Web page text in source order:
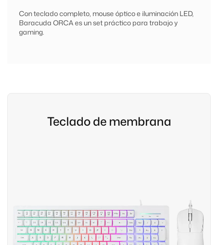
Con teclado completo, mouse óptico e iluminación LED,
Baracuda ORCA es un set práctico para trabajo y
gaming.
Teclado de membrana